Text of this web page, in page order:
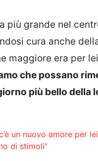
più grande nel
cura anche
maggiore era per
che possano
più bello della
un nuovo amore per
di stimoli”